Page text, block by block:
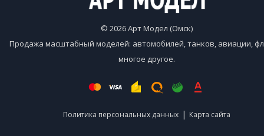
© 2026 Арт Модел (Омск)
Продажа масштабный моделей: автомобилей, танков, авиации,
многое другое.
Политика персональных данных | Карта сайта